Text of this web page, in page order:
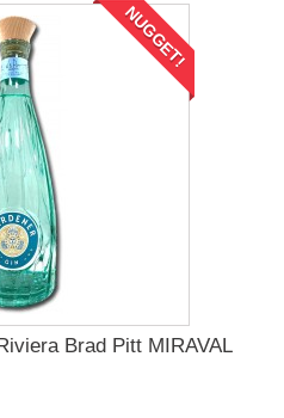
NUGGET!
Brad Pitt MIRAVAL